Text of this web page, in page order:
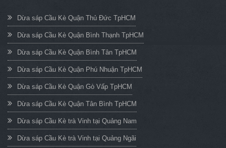
Dừa sáp Cầu Kè Quận Thủ Đức TpHCM
Dừa sáp Cầu Kè Quận Bình Thạnh TpHCM
Dừa sáp Cầu Kè Quận Bình Tân TpHCM
Dừa sáp Cầu Kè Quận Phú Nhuận TpHCM
Dừa sáp Cầu Kè Quận Gò Vấp TpHCM
Dừa sáp Cầu Kè Quận Tân Bình TpHCM
Dừa sáp Cầu Kè trà Vinh tại Quảng Nam
Dừa sáp Cầu Kè trà Vinh tại Quảng Ngãi